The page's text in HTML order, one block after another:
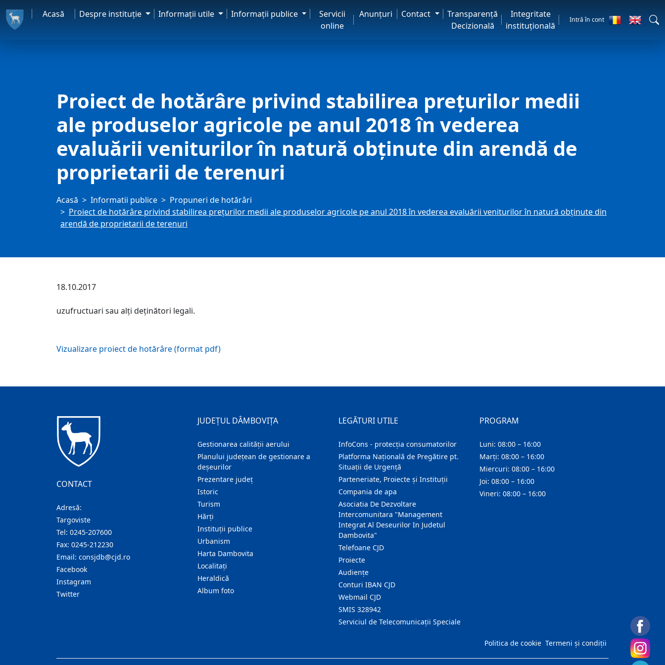
Acasă Despre instituţie Informaţii utile Informaţii publice
Servicii
online
Anunţuri Contact
Transparență
Decizională
Integritate
instituțională
Intră în cont
Proiect de hotărâre privind stabilirea prețurilor medii
ale produselor agricole pe anul 2018 în vederea
evaluării veniturilor în natură obținute din arendă de
proprietarii de terenuri
Acasă Informatii publice
Propuneri de hotărâri
Proiect de hotărâre privind stabilirea prețurilor medii ale produselor agricole pe anul 2018 în vederea evaluării veniturilor în natură obținute din
arendă de proprietarii de terenuri
18.10.2017
uzufructuari sau alți deținători legali.
Vizualizare proiect de hotărâre (format pdf)
CONTACT
Adresă:
Targoviste
Tel: 0245-207600
Fax: 0245-212230
Email: consjdb@cjd.ro
Facebook
Instagram
Twitter
JUDEȚUL DÂMBOVIȚA
Gestionarea calității aerului
Planului județean de gestionare a
deșeurilor
Prezentare judeţ
Istoric
Turism
Hărţi
Instituţii publice
Urbanism
Harta Dambovita
Localitaţi
Heraldică
Album foto
LEGĂTURI UTILE
InfoCons - protecția consumatorilor
Platforma Națională de Pregătire pt.
Situații de Urgență
Parteneriate, Proiecte și Instituții
Compania de apa
Asociatia De Dezvoltare
Intercomunitara "Management
Integrat Al Deseurilor In Judetul
Dambovita"
Telefoane CJD
Proiecte
Audienţe
Conturi IBAN CJD
Webmail CJD
SMIS 328942
Serviciul de Telecomunicații Speciale
PROGRAM
Luni: 08:00 – 16:00
Marți: 08:00 – 16:00
Miercuri: 08:00 – 16:00
Joi: 08:00 – 16:00
Vineri: 08:00 – 16:00
Politica de cookie Termeni și condiții